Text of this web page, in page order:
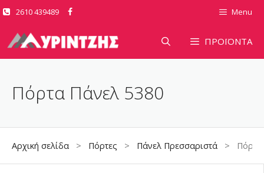
Μετάβαση
περιεχόμενο
2610 439489 Menu
ΠΡΟΪΟΝΤΑ
Πόρτα Πάνελ 5380
Αρχική σελίδα > Πόρτες > Πάνελ Πρεσσαριστά > Πόρτα